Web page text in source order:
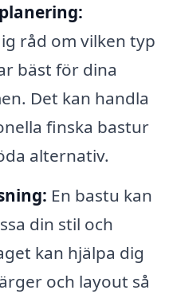
råd om vilken typ
bäst för dina
Det kan handla
finska bastur
alternativ.
En bastu kan
din stil och
kan hjälpa dig
och layout så